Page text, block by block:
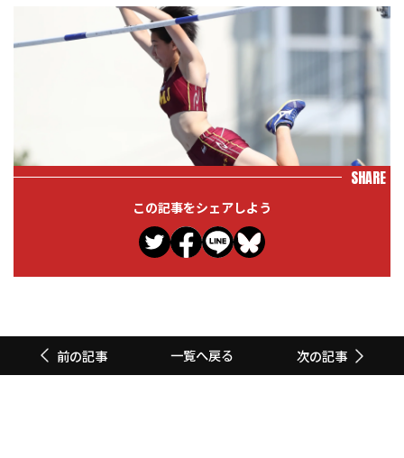
SHARE
この記事をシェアしよう
前の記事 一覧へ戻る 次の記事